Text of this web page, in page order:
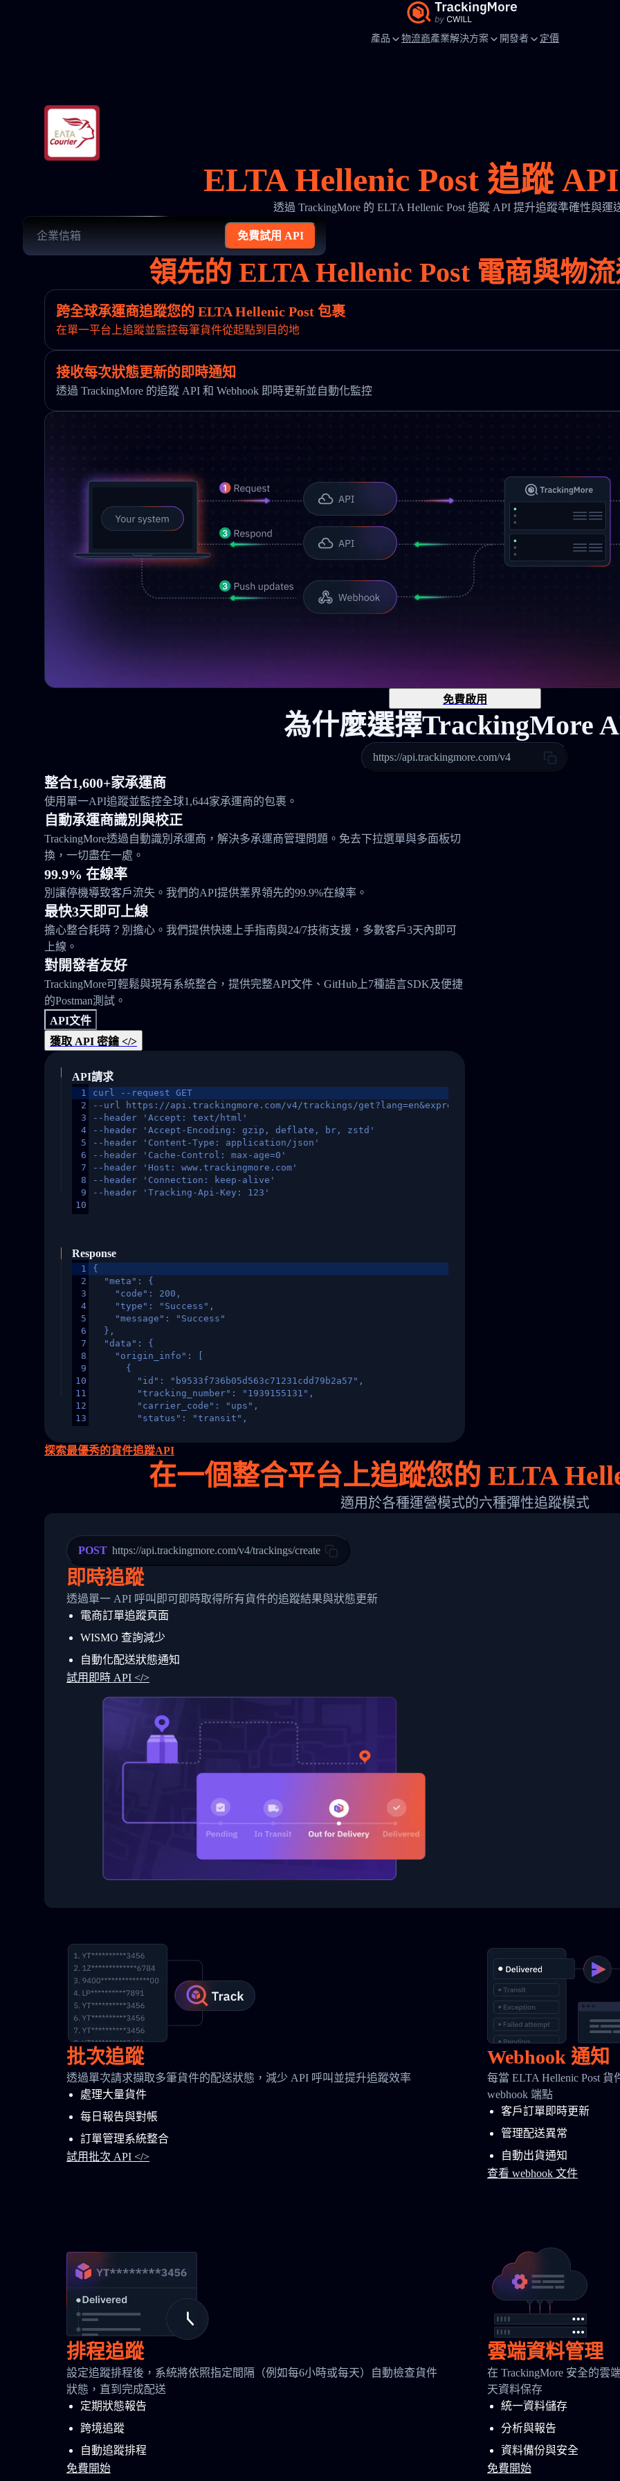
產品 物流商產業解決方案 開發者 定價
ELTA Hellenic Post 追蹤
透過 TrackingMore 的 ELTA Hellenic Post 追蹤 API 提升追蹤準確性與運
免費試用 API
領先的 ELTA Hellenic Post 電商與物
跨全球承運商追蹤您的 ELTA Hellenic Post 包裹
在單一平台上追蹤並監控每筆貨件從起點到目的地
接收每次狀態更新的即時通知
透過 TrackingMore 的追蹤 API 和 Webhook 即時更新並自動化監控
免費啟用
為什麼選擇TrackingMore
https://api.trackingmore.com/v4
整合1,600+家承運商
使用單一API追蹤並監控全球1,644家承運商的包裹。
自動承運商識別與校正
TrackingMore透過自動識別承運商，解決多承運商管理問題。免去下拉選單與多面板切
換，一切盡在一處。
99.9% 在線率
別讓停機導致客戶流失。我們的API提供業界領先的99.9%在線率。
最快3天即可上線
擔心整合耗時？別擔心。我們提供快速上手指南與24/7技術支援，多數客戶3天內即可
上線。
對開發者友好
TrackingMore可輕鬆與現有系統整合，提供完整API文件、GitHub上7種語言SDK及便捷
的Postman測試。
API文件
獲取 API 密鑰 </>
API請求
1
2
3
4
5
6
7
8
9
10
curl --request GET
--url https://api.trackingmore.com/v4/trackings/get?lang=en&express=ups&tracknumber=1939155131
--header 'Accept: text/html'
--header 'Accept-Encoding: gzip, deflate, br, zstd'
--header 'Content-Type: application/json'
--header 'Cache-Control: max-age=0'
--header 'Host: www.trackingmore.com'
--header 'Connection: keep-alive'
--header 'Tracking-Api-Key: 123'
Response
1
2
3
4
5
6
7
8
9
10
11
12
13
15
16
24
25
26
27
28
29
31
32
33
34
{
  "meta": {
    "code": 200,
    "type": "Success",
    "message": "Success"
  },
  "data": {
    "origin_info": [
      {
        "id": "b9533f736b05d563c71231cdd79b2a57",
        "tracking_number": "1939155131",
        "carrier_code": "ups",
        "status": "transit",
        "destination_country": "United States",
        "itemTimeLength": 2,
        "weblink": "",
        "phone": null,
"Details": "Departed Facility in HONG KONG-HONG KONG, HONG KONG-HONG KONG,2017-03-
          },
          {
            "Date": "2017-03-06 15:28:00",
            "StatusDescription": "Shipment picked up",
            "Details": "BEIJING-CHINA,PEOPLES REPUBLIC"
          }
        ]
      }
    ]
  }
}
探索最優秀的貨件追蹤API
在一個整合平台上追蹤您的 ELTA
適用於各種運營模式的六種彈性追蹤模式
POST https://api.trackingmore.com/v4/trackings/create
即時追蹤
透過單一 API 呼叫即可即時取得所有貨件的追蹤結果與狀態更新
電商訂單追蹤頁面
WISMO 查詢減少
自動化配送狀態通知
試用即時 API </>
批次追蹤
透過單次請求擷取多筆貨件的配送狀態，減少 API 呼叫並提升追蹤效率
處理大量貨件
每日報告與對帳
訂單管理系統整合
試用批次 API </>
Webhook 通知
每當 ELTA Hellenic Post
webhook 端點
客戶訂單即時更新
管理配送異常
自動出貨通知
查看 webhook 文件
排程追蹤
設定追蹤排程後，系統將依照指定間隔（例如每6小時或每天）自動檢查貨件
狀態，直到完成配送
定期狀態報告
跨境追蹤
自動追蹤排程
免費開始
雲端資料管理
在 TrackingMore 安全的雲
天資料保存
統一資料儲存
分析與報告
資料備份與安全
免費開始